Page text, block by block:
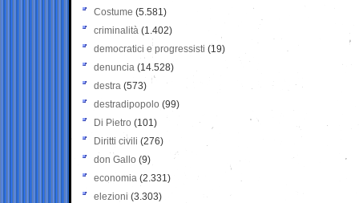
Costume (5.581)
criminalità (1.402)
democratici e progressisti (19)
denuncia (14.528)
destra (573)
destradipopolo (99)
Di Pietro (101)
Diritti civili (276)
don Gallo (9)
economia (2.331)
elezioni (3.303)